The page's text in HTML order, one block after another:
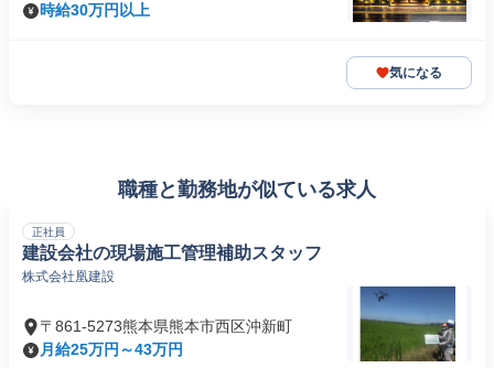
時給30万円以上
気になる
職種と勤務地が似ている求人
正社員
建設会社の現場施工管理補助スタッフ
株式会社凰建設
〒861-5273熊本県熊本市西区沖新町
月給25万円～43万円